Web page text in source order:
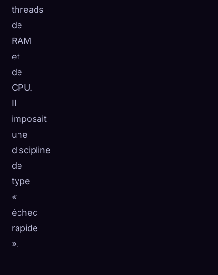
threads
de
RAM
et
de
CPU.
Il
imposait
une
discipline
de
type
«
échec
rapide
».